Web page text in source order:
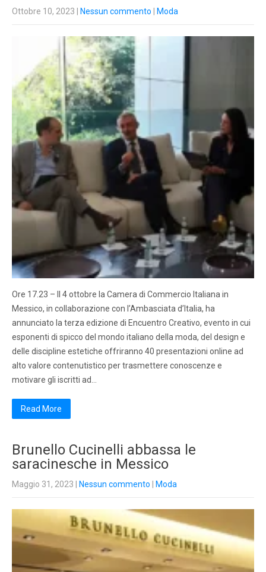
Ottobre 10, 2023 Nessun commento Moda
Ore 17.23 – Il 4 ottobre la Camera di Commercio Italiana in
Messico, in collaborazione con l’Ambasciata d’Italia, ha
annunciato la terza edizione di Encuentro Creativo, evento in cui
esponenti di spicco del mondo italiano della moda, del design e
delle discipline estetiche offriranno 40 presentazioni online ad
alto valore contenutistico per trasmettere conoscenze e
motivare gli iscritti ad…
Read More
Brunello Cucinelli abbassa le
saracinesche in Messico
Maggio 31, 2023 Nessun commento Moda